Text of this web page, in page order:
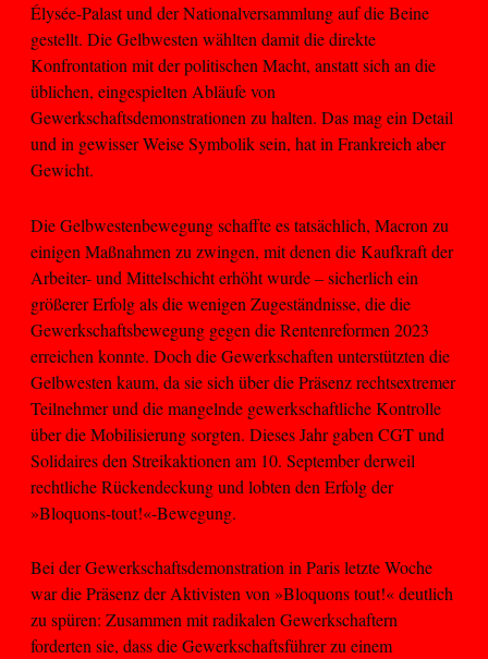
Élysée-Palast und der Nationalversammlung auf die Beine
gestellt. Die Gelbwesten wählten damit die direkte
Konfrontation mit der politischen Macht, anstatt sich an die
üblichen, eingespielten Abläufe von
Gewerkschaftsdemonstrationen zu halten. Das mag ein Detail
und in gewisser Weise Symbolik sein, hat in Frankreich aber
Gewicht.
Die Gelbwestenbewegung schaffte es tatsächlich, Macron zu
einigen Maßnahmen zu zwingen, mit denen die Kaufkraft der
Arbeiter- und Mittelschicht erhöht wurde – sicherlich ein
größerer Erfolg als die wenigen Zugeständnisse, die die
Gewerkschaftsbewegung gegen die Rentenreformen 2023
erreichen konnte. Doch die Gewerkschaften unterstützten die
Gelbwesten kaum, da sie sich über die Präsenz rechtsextremer
Teilnehmer und die mangelnde gewerkschaftliche Kontrolle
über die Mobilisierung sorgten. Dieses Jahr gaben CGT und
Solidaires den Streikaktionen am 10. September derweil
rechtliche Rückendeckung und lobten den Erfolg der
»Bloquons-tout!«-Bewegung.
Bei der Gewerkschaftsdemonstration in Paris letzte Woche
war die Präsenz der Aktivisten von »Bloquons tout!« deutlich
zu spüren: Zusammen mit radikalen Gewerkschaftern
forderten sie, dass die Gewerkschaftsführer zu einem